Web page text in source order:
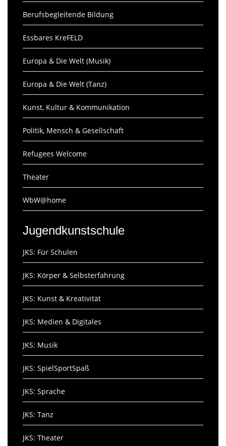
Berufsbegleitende Bildung
Essbares KreFELD
Europa & Die Welt (Musik)
Europa & Die Welt (Tanz)
Kunst, Kultur & Kommunikation
Politik, Mensch & Gesellschaft
Refugees Welcome
Theater
WbW@home
Jugendkunstschule
JKS: Für Schulen
JKS: Körper & Selbsterfahrung
JKS: Kunst & Kreativität
JKS: Medien & Digitales
JKS: Musik
JKS: SpielSportSpaß
JKS: Sprache
JKS: Tanz
JKS: Theater